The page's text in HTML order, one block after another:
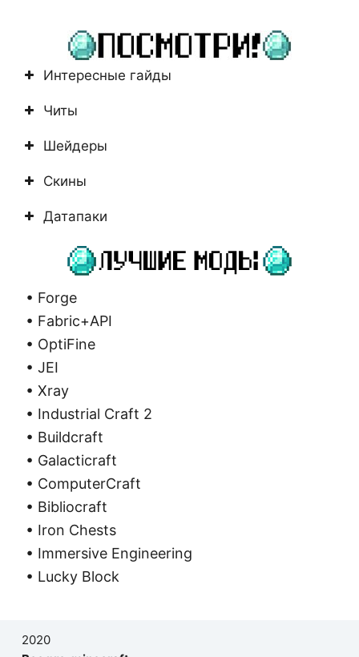
Интересные гайды
Читы
Шейдеры
Скины
Датапаки
• Forge
• Fabric+API
• OptiFine
• JEI
• Xray
• Industrial Craft 2
• Buildcraft
• Galacticraft
• ComputerCraft
• Bibliocraft
• Iron Chests
• Immersive Engineering
• Lucky Block
2020